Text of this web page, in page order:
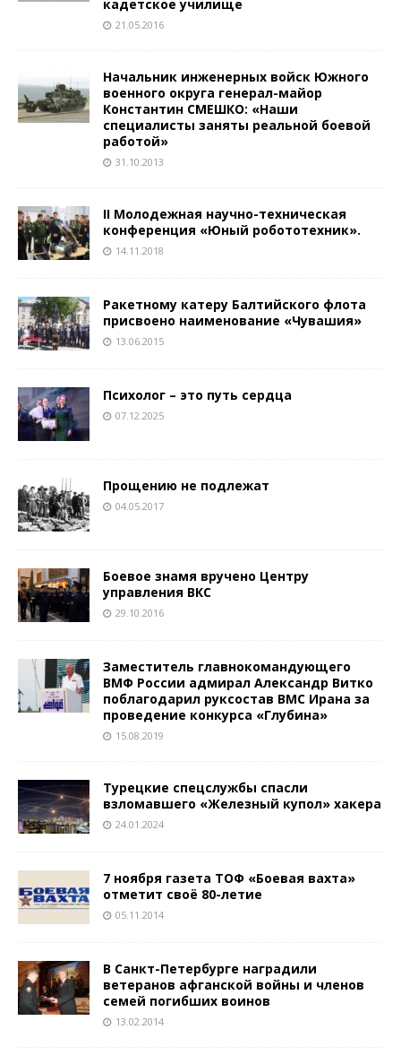
кадетское училище
21.05.2016
Начальник инженерных войск Южного
военного округа генерал­-майор
Константин СМЕШКО: «Наши
специалисты заняты реальной боевой
работой»
31.10.2013
II Молодежная научно-техническая
конференция «Юный робототехник».
14.11.2018
Ракетному катеру Балтийского флота
присвоено наименование «Чувашия»
13.06.2015
Психолог – это путь сердца
07.12.2025
Прощению не подлежат
04.05.2017
Боевое знамя вручено Центру
управления ВКС
29.10.2016
Заместитель главнокомандующего
ВМФ России адмирал Александр Витко
поблагодарил руксостав ВМС Ирана за
проведение конкурса «Глубина»
15.08.2019
Турецкие спецслужбы спасли
взломавшего «Железный купол» хакера
24.01.2024
7 ноября газета ТОФ «Боевая вахта»
отметит своё 80-летие
05.11.2014
В Санкт-Петербурге наградили
ветеранов афганской войны и членов
семей погибших воинов
13.02.2014